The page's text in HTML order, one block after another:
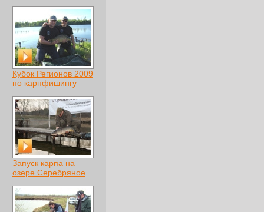
Кубок Регионов 2009
по карпфишингу
Запуск карпа на
озере Серебряное